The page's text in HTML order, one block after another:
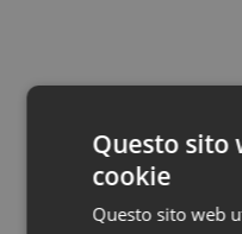
Quotidiano
Rene &
Potrebbe
Regioni e
Questo sito
cookie
Questo sito web